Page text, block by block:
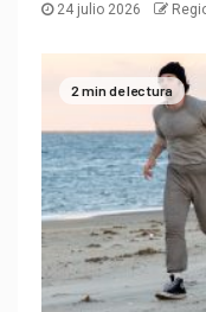
24 julio 2026
2 min de lectura